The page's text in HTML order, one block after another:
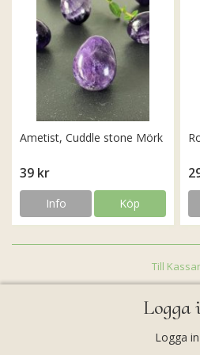
Ametist, Cuddle stone Mörk
39 kr
Info Köp
Till
Logga
Logga in